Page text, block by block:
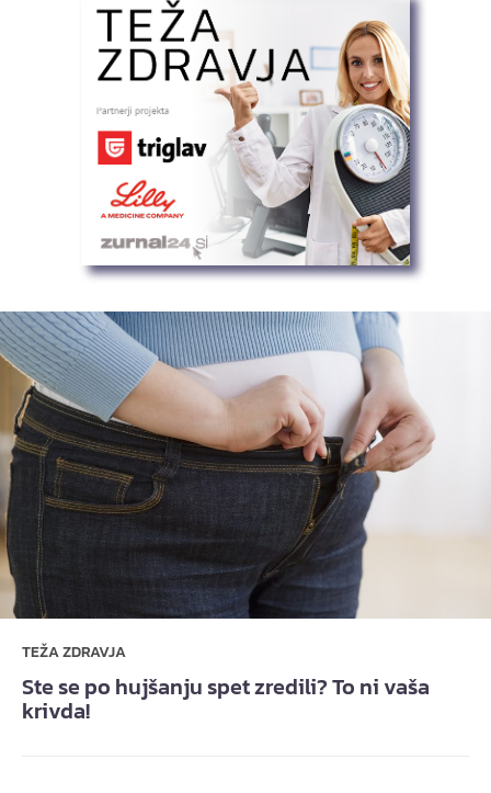
TEŽA ZDRAVJA
Ste se po hujšanju spet zredili? To ni vaša
krivda!